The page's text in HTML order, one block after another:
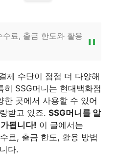
료, 출금 한도와 활용
제 수단이 점점 더 다양해
히 SSG머니는 현대백화점
한 곳에서 사용할 수 있어
받고 있죠. SSG머니를 알
됩니다! 이 글에서는
료, 출금 한도, 활용 방법
다.